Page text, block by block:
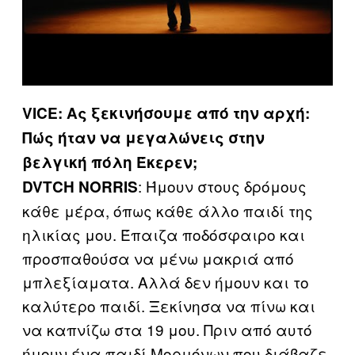
VICE: Ας ξεκινήσουμε από την αρχή:
Πώς ήταν να μεγαλώνεις στην
βελγική πόλη Έκερεν;
DVTCH NORRIS: Ήμουν στους δρόμους
κάθε μέρα, όπως κάθε άλλο παιδί της
ηλικίας μου. Έπαιζα ποδόσφαιρο και
προσπαθούσα να μένω μακριά από
μπλεξίαματα. Αλλά δεν ήμουν και το
καλύτερο παιδί. Ξεκίνησα να πίνω και
να καπνίζω στα 19 μου. Πριν από αυτό